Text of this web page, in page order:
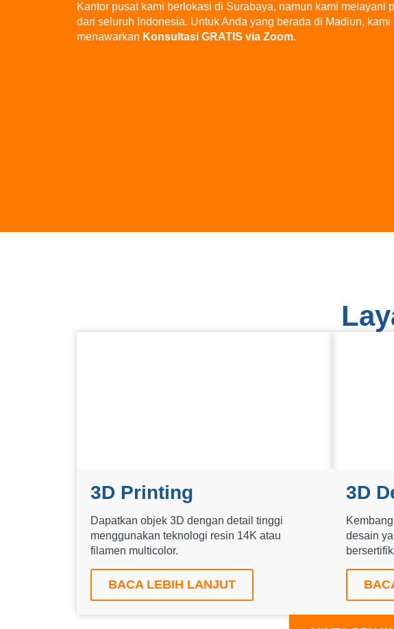
Kantor pusat kami berlokasi di Surabaya, namun kami melayani
dari seluruh Indonesia. Untuk Anda yang berada di Madiun, kami
menawarkan Konsultasi GRATIS via Zoom.
3D Printing
Dapatkan objek 3D dengan detail tinggi
menggunakan teknologi resin 14K atau
filamen multicolor.
BACA LEBIH LANJUT
3D
desain